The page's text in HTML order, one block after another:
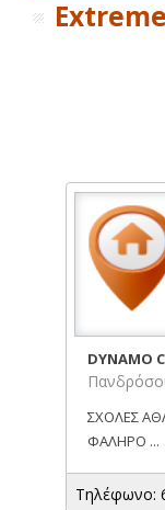
DYNAMO
ΣΧΟΛΕΣ
ΦΑΛΗΡΟ ...
Τηλέφωνο: